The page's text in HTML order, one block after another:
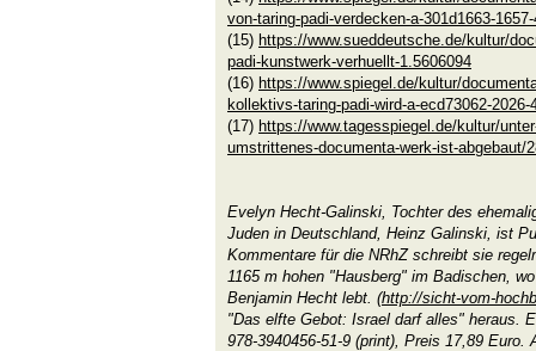
von-taring-padi-verdecken-a-301d1663-
(15) https://www.sueddeutsche.de/kultur/
padi-kunstwerk-verhuellt-1.5606094
(16) https://www.spiegel.de/kultur/
kollektivs-taring-padi-wird-a-ecd73062-
(17) https://www.tagesspiegel.de/kultur/
umstrittenes-documenta-werk-ist-abgebaut/
Evelyn Hecht-Galinski, Tochter des
Juden in Deutschland, Heinz Galinski, ist
Kommentare für die NRhZ schreibt sie
1165 m hohen "Hausberg" im Badischen,
Benjamin Hecht lebt. (http://sicht-vom-
"Das elfte Gebot: Israel darf alles" heraus.
978-3940456-51-9 (print), Preis 17,89 Euro.